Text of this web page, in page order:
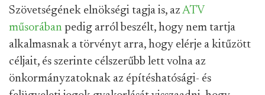
Szövetségének elnökségi tagja is, az ATV
műsorában pedig arról beszélt, hogy nem tartja
alkalmasnak a törvényt arra, hogy elérje a kitűzött
céljait, és szerinte célszerűbb lett volna az
önkormányzatoknak az építéshatósági- és